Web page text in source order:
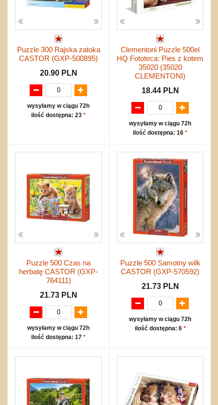
Puzzle 300 Rajska zatoka
CASTOR (GXP-500895)
20.90 PLN
wysyłamy w ciągu 72h
ilość dostępna: 23 *
Clementoni Puzzle 500el
HQ Fototeca: Pies z kotem
35020 (35020
CLEMENTONI)
18.44 PLN
wysyłamy w ciągu 72h
ilość dostępna: 16 *
Puzzle 500 Czas na
herbatę CASTOR (GXP-
764111)
21.73 PLN
wysyłamy w ciągu 72h
ilość dostępna: 17 *
Puzzle 500 Samotny wilk
CASTOR (GXP-570592)
21.73 PLN
wysyłamy w ciągu 72h
ilość dostępna: 6 *